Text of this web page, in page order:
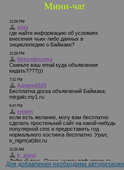
Мини-чат
Для добавления необходима авторизация